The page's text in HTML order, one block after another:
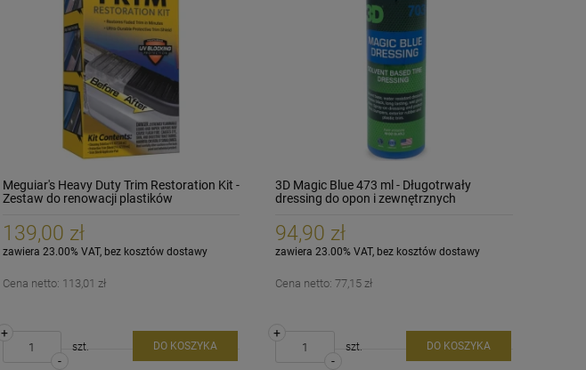
Meguiar's Heavy Duty Trim Restoration Kit -
Zestaw do renowacji plastików
139,00 zł
zawiera 23.00% VAT, bez kosztów dostawy
Cena netto: 113,01 zł
-
+
szt. DO KOSZYKA
3D Magic Blue 473 ml - Długotrwały
dressing do opon i zewnętrznych
94,90 zł
zawiera 23.00% VAT, bez kosztów dostawy
Cena netto:77,15 zł
-
+
szt. DO KOSZYKA